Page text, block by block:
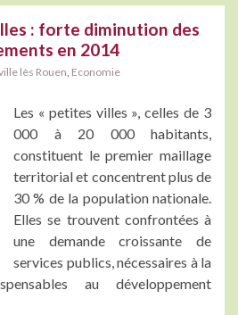
: forte diminution des
en 2014
lès Rouen Economie
Les « petites villes », celles de 3
000 à 20 000 habitants,
constituent le premier maillage
territorial et concentrent plus de
30 % de la population nationale.
Elles se trouvent confrontées à
une demande croissante de
services publics, nécessaires à la
au développement